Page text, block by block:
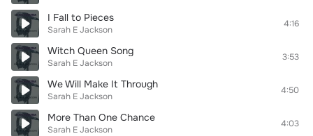
I Fall to Pieces
Sarah E Jackson
4:16
Witch Queen Song
Sarah E Jackson
3:53
We Will Make It Through
Sarah E Jackson
4:50
More Than One Chance
Sarah E Jackson
4:03